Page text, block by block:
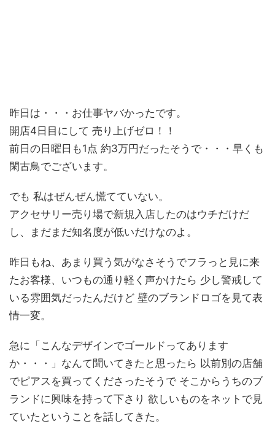
昨日は・・・お仕事ヤバかったです。
開店4日目にして 売り上げゼロ！！
前日の日曜日も1点 約3万円だったそうで・・・早くも
閑古鳥でございます。
でも 私はぜんぜん慌てていない。
アクセサリー売り場で新規入店したのはウチだけだ
し、まだまだ知名度が低いだけなのよ。
昨日もね、あまり買う気がなさそうでフラっと見に来
たお客様、いつもの通り軽く声かけたら 少し警戒して
いる雰囲気だったんだけど 壁のブランドロゴを見て表
情一変。
急に「こんなデザインでゴールドってあります
か・・・」なんて聞いてきたと思ったら 以前別の店舗
でピアスを買ってくださったそうで そこからうちのブ
ランドに興味を持って下さり 欲しいものをネットで見
ていたということを話してきた。